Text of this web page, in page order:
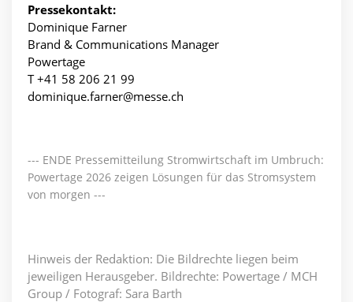
Pressekontakt:
Dominique Farner
Brand & Communications Manager
Powertage
T +41 58 206 21 99
dominique.farner@messe.ch
--- ENDE Pressemitteilung Stromwirtschaft im Umbruch:
Powertage 2026 zeigen Lösungen für das Stromsystem
von morgen ---
Hinweis der Redaktion: Die Bildrechte liegen beim
jeweiligen Herausgeber. Bildrechte: Powertage / MCH
Group / Fotograf: Sara Barth